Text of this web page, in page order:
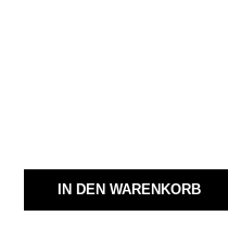
IN DEN WARENKORB